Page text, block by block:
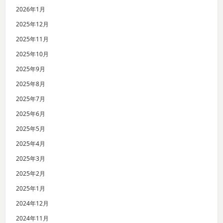
2026年1月
2025年12月
2025年11月
2025年10月
2025年9月
2025年8月
2025年7月
2025年6月
2025年5月
2025年4月
2025年3月
2025年2月
2025年1月
2024年12月
2024年11月